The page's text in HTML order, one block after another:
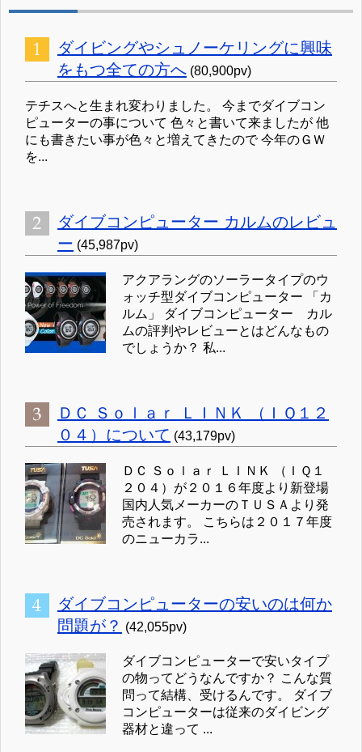
ダイビングやシュノーケリングに興味
をもつ全ての方へ (80,900pv)
テチスへと生まれ変わりました。 今までダイブコン
ピューターの事について 色々と書いて来ましたが 他
にも書きたい事が色々と増えてきたので 今年のＧＷ
を...
ダイブコンピューター カルムのレビュ
ー (45,987pv)
アクアラングのソーラータイプのウ
ォッチ型ダイブコンピューター 「カ
ルム」 ダイブコンピューター カル
ムの評判やレビューとはどんなもの
でしょうか？ 私...
ＤＣ Ｓｏｌａｒ ＬＩＮＫ （ＩＱ１２
０４）について (43,179pv)
ＤＣ Ｓｏｌａｒ ＬＩＮＫ （ＩＱ１
２０４）が２０１６年度より新登場
国内人気メーカーのＴＵＳＡより発
売されます。 こちらは２０１７年度
のニューカラ...
ダイブコンピューターの安いのは何か
問題が？ (42,055pv)
ダイブコンピューターで安いタイプ
の物ってどうなんですか？ こんな質
問って結構、受けるんです。 ダイブ
コンピューターは従来のダイビング
器材と違って ...